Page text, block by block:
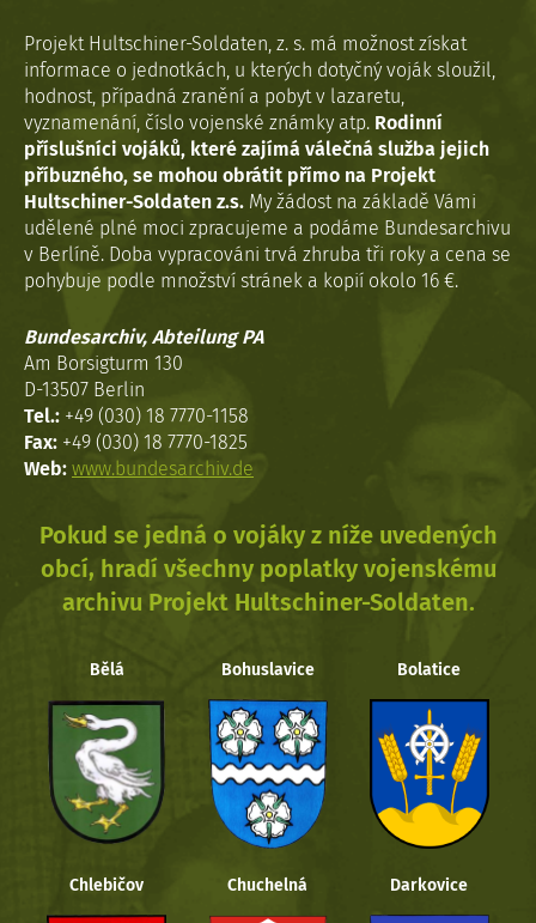
Projekt Hultschiner-Soldaten, z. s. má možnost získat
informace o jednotkách, u kterých dotyčný voják sloužil,
hodnost, případná zranění a pobyt v lazaretu,
vyznamenání, číslo vojenské známky atp. Rodinní
příslušníci vojáků, které zajímá válečná služba jejich
příbuzného, se mohou obrátit přímo na Projekt
Hultschiner-Soldaten z.s. My žádost na základě Vámi
udělené plné moci zpracujeme a podáme Bundesarchivu
v Berlíně. Doba vypracováni trvá zhruba tři roky a cena se
pohybuje podle množství stránek a kopií okolo 16 €.
Bundesarchiv, Abteilung PA
Am Borsigturm 130
D-13507 Berlin
Tel.: +49 (030) 18 7770-1158
Fax: +49 (030) 18 7770-1825
Web: www.bundesarchiv.de
Pokud se jedná o vojáky z níže uvedených
obcí, hradí všechny poplatky vojenskému
archivu Projekt Hultschiner-Soldaten.
Bělá Bohuslavice Bolatice
Chlebičov Chuchelná Darkovice